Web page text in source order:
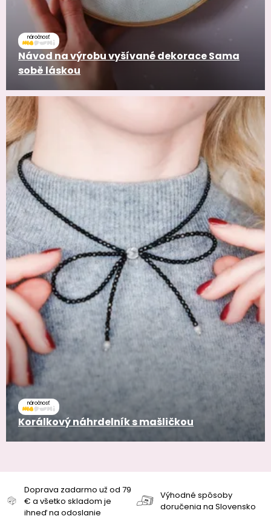
náročnosť
Návod na výrobu vyšívané dekorace Sama
sobě láskou
náročnosť
Korálkový náhrdelník s mašličkou
Doprava zadarmo už od 79
€ a všetko skladom je
ihneď na odoslanie
Výhodné spôsoby
doručenia na Slovensko